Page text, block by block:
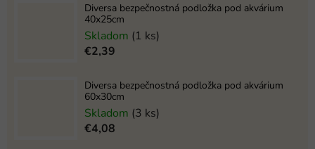
Diversa bezpečnostná podložka pod akvárium
40x25cm
Skladom (1 ks)
€2,39
Diversa bezpečnostná podložka pod akvárium
60x30cm
Skladom (3 ks)
€4,08